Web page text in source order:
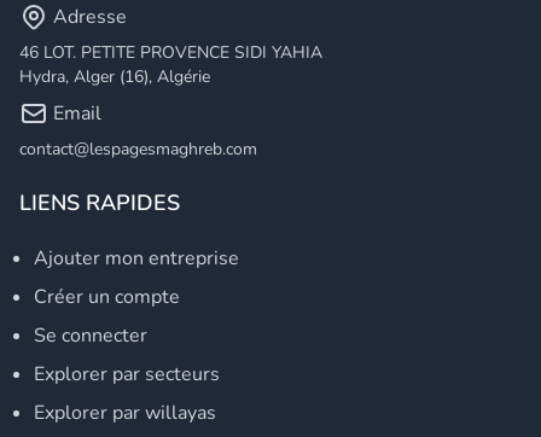
Adresse
46 LOT. PETITE PROVENCE SIDI YAHIA
Hydra, Alger (16), Algérie
Email
contact@lespagesmaghreb.com
LIENS RAPIDES
Ajouter mon entreprise
Créer un compte
Se connecter
Explorer par secteurs
Explorer par willayas